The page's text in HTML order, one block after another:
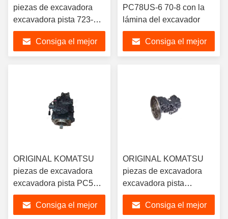
piezas de excavadora
excavadora pista 723-46-
29300 PC220LC-8M0
excavadora válvula
principal PC220-8M0
Consiga el mejor
PC78US-6 70-8 con la
lámina del excavador
Consiga el mejor
ORIGINAL KOMATSU
piezas de excavadora
excavadora pista PC56-7
PC60-7 bomba
hidráulica principal 708-
Consiga el mejor
ORIGINAL KOMATSU
piezas de excavadora
excavadora pista
PC55mr PC56-7 PC35mr
PC55mr-2 PC55 bomba
Consiga el mejor